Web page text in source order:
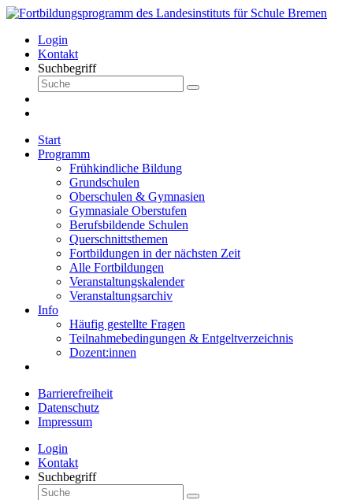
Login
Kontakt
Suchbegriff
Start
Programm
Frühkindliche Bildung
Grundschulen
Oberschulen & Gymnasien
Gymnasiale Oberstufen
Berufsbildende Schulen
Querschnittsthemen
Fortbildungen in der nächsten Zeit
Alle Fortbildungen
Veranstaltungskalender
Veranstaltungsarchiv
Info
Häufig gestellte Fragen
Teilnahmebedingungen & Entgeltverzeichnis
Dozent:innen
Barrierefreiheit
Datenschutz
Impressum
Login
Kontakt
Suchbegriff